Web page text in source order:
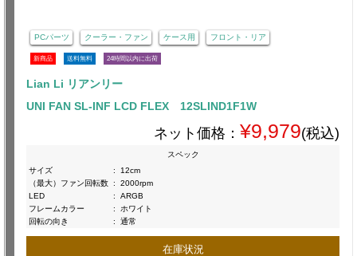
PCパーツ クーラー・ファン ケース用 フロント・リア
新商品 送料無料 24時間以内に出荷
Lian Li リアンリー
UNI FAN SL-INF LCD FLEX 12SLIND1F1W
ネット価格： ¥9,979(税込)
スペック
サイズ
:
12cm
（最大）ファン回転数 :
2000rpm
LED
:
ARGB
フレームカラー
:
ホワイト
回転の向き
: 通常
在庫状況